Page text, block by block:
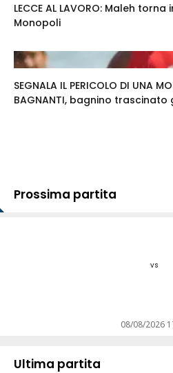
LECCE AL LAVORO: Maleh
Monopoli
SEGNALA IL PERICOLO DI UNA
BAGNANTI, bagnino
Prossima partita
vs
08/08/2026
Ultima partita